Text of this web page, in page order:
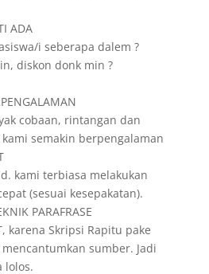
ADA
i seberapa dalem ?
diskon donk min ?
cobaan, rintangan dan
semakin berpengalaman
kami terbiasa melakukan
(sesuai kesepakatan).
PARAFRASE
karena Skripsi Rapitu pake
sumber. Jadi
lolos.